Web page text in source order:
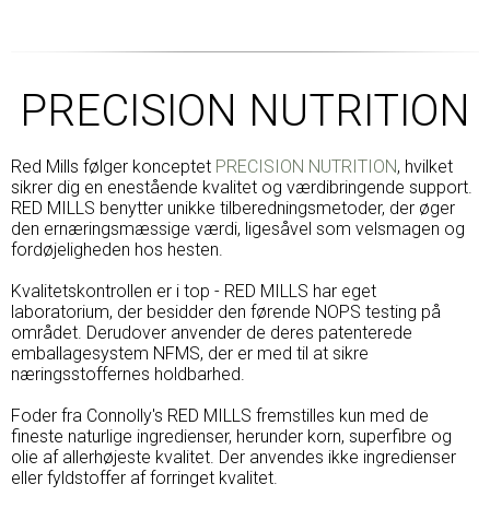
PRECISION NUTRITION
Red Mills følger konceptet PRECISION NUTRITION, hvilket
sikrer dig en enestående kvalitet og værdibringende support.
RED MILLS benytter unikke tilberedningsmetoder, der øger
den ernæringsmæssige værdi, ligesåvel som velsmagen og
fordøjeligheden hos hesten.
Kvalitetskontrollen er i top - RED MILLS har eget
laboratorium, der besidder den førende NOPS testing på
området. Derudover anvender de deres patenterede
emballagesystem NFMS, der er med til at sikre
næringsstoffernes holdbarhed.
Foder fra Connolly's RED MILLS fremstilles kun med de
fineste naturlige ingredienser, herunder korn, superfibre og
olie af allerhøjeste kvalitet. Der anvendes ikke ingredienser
eller fyldstoffer af forringet kvalitet.